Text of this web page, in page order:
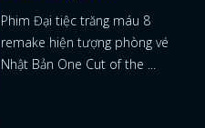
Phim Đại tiệc trăng máu 8
remake hiện tượng phòng vé
Nhật Bản One Cut of the ...